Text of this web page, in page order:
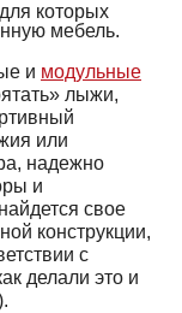
которых
мебель.
и модульные
лыжи,
или
надежно
и
свое
конструкции,
с
делали это и